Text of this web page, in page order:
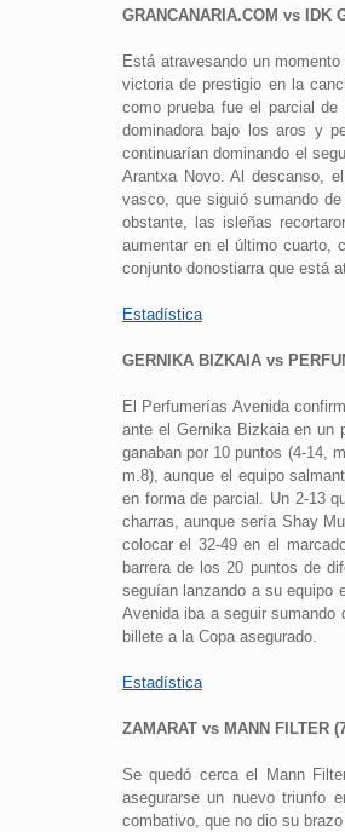
GRANCANARIA.COM vs IDK
Está atravesando un
victoria de prestigio en la
como prueba fue el parcial
dominadora bajo los aros y
continuarían dominando el
Arantxa Novo. Al descanso,
vasco, que siguió sumando
obstante, las isleñas
aumentar en el último cuarto,
conjunto donostiarra que está
Estadística
GERNIKA BIZKAIA vs
El Perfumerías Avenida
ante el Gernika Bizkaia en un
ganaban por 10 puntos (4-14,
m.8), aunque el equipo
en forma de parcial. Un 2-13
charras, aunque sería Shay
colocar el 32-49 en el
barrera de los 20 puntos de
seguían lanzando a su equipo
Avenida iba a seguir sumando
billete a la Copa asegurado.
Estadística
ZAMARAT vs MANN FILTER
Se quedó cerca el Mann
asegurarse un nuevo triunfo
combativo, que no dio su